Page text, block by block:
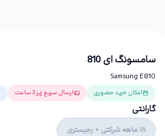
سامسونگ ای 810
Samsung E810
امکان خرید حضوری ارسال سریع زیر 3 ساعت
گارانتی
18 ماهه شرکتی + رجیستری